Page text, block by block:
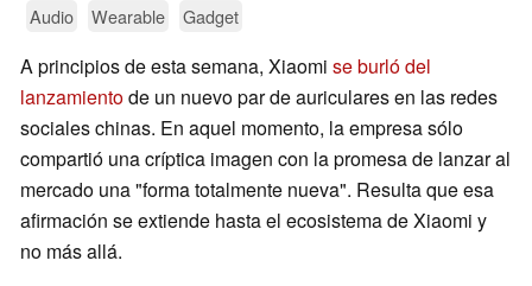
Audio Wearable Gadget
A principios de esta semana, Xiaomi se burló del
lanzamientode un nuevo par de auriculares en las redes
sociales chinas. En aquel momento, la empresa sólo
compartió una críptica imagen con la promesa de lanzar al
mercado una "forma totalmente nueva". Resulta que esa
afirmación se extiende hasta el ecosistema de Xiaomi y
no más allá.